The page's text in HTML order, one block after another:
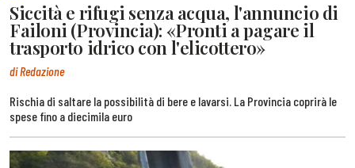
Siccità e rifugi senza acqua, l'annuncio di
Failoni (Provincia): «Pronti a pagare il
trasporto idrico con l'elicottero»
di Redazione
Rischia di saltare la possibilità di bere e lavarsi. La Provincia coprirà le
spese fino a diecimila euro